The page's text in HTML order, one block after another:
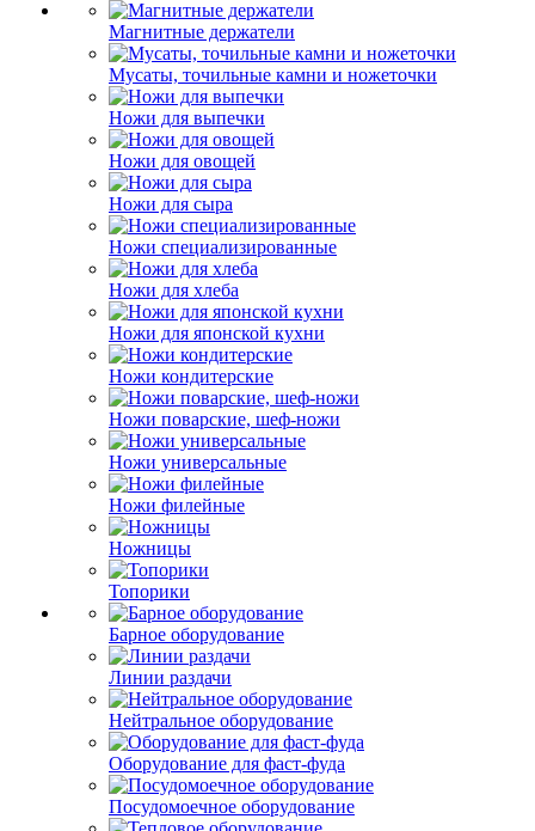
Магнитные держатели
Мусаты, точильные камни и ножеточки
Ножи для выпечки
Ножи для овощей
Ножи для сыра
Ножи специализированные
Ножи для хлеба
Ножи для японской кухни
Ножи кондитерские
Ножи поварские, шеф-ножи
Ножи универсальные
Ножи филейные
Ножницы
Топорики
Барное оборудование
Линии раздачи
Нейтральное оборудование
Оборудование для фаст-фуда
Посудомоечное оборудование